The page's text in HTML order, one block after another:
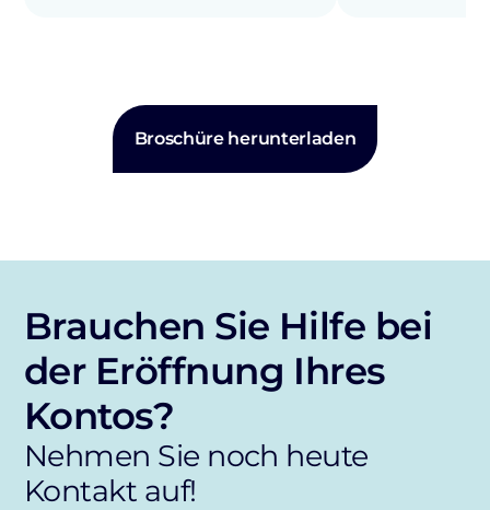
Broschüre herunterladen
Brauchen Sie Hilfe bei
der Eröffnung Ihres
Kontos?
Nehmen Sie noch heute
Kontakt auf!